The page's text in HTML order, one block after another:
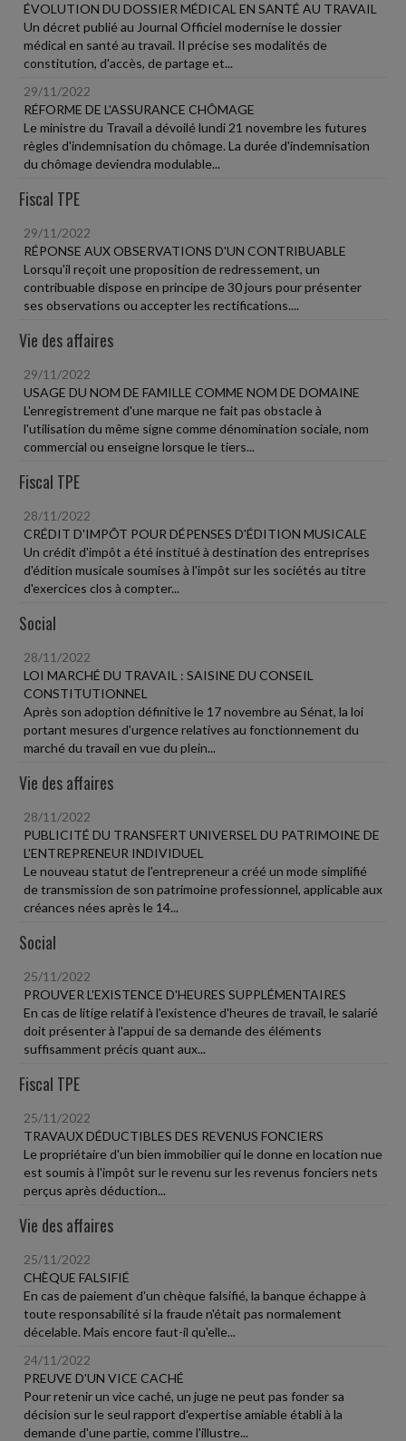
ÉVOLUTION DU DOSSIER MÉDICAL EN SANTÉ AU TRAVAIL
Un décret publié au Journal Officiel modernise le dossier
médical en santé au travail. Il précise ses modalités de
constitution, d'accès, de partage et...
29/11/2022
RÉFORME DE L'ASSURANCE CHÔMAGE
Le ministre du Travail a dévoilé lundi 21 novembre les futures
règles d'indemnisation du chômage. La durée d'indemnisation
du chômage deviendra modulable...
Fiscal TPE
29/11/2022
RÉPONSE AUX OBSERVATIONS D'UN CONTRIBUABLE
Lorsqu'il reçoit une proposition de redressement, un
contribuable dispose en principe de 30 jours pour présenter
ses observations ou accepter les rectifications....
Vie des affaires
29/11/2022
USAGE DU NOM DE FAMILLE COMME NOM DE DOMAINE
L'enregistrement d'une marque ne fait pas obstacle à
l'utilisation du même signe comme dénomination sociale, nom
commercial ou enseigne lorsque le tiers...
Fiscal TPE
28/11/2022
CRÉDIT D'IMPÔT POUR DÉPENSES D'ÉDITION MUSICALE
Un crédit d'impôt a été institué à destination des entreprises
d'édition musicale soumises à l'impôt sur les sociétés au titre
d'exercices clos à compter...
Social
28/11/2022
LOI MARCHÉ DU TRAVAIL : SAISINE DU CONSEIL
CONSTITUTIONNEL
Après son adoption définitive le 17 novembre au Sénat, la loi
portant mesures d'urgence relatives au fonctionnement du
marché du travail en vue du plein...
Vie des affaires
28/11/2022
PUBLICITÉ DU TRANSFERT UNIVERSEL DU PATRIMOINE DE
L'ENTREPRENEUR INDIVIDUEL
Le nouveau statut de l'entrepreneur a créé un mode simplifié
de transmission de son patrimoine professionnel, applicable aux
créances nées après le 14...
Social
25/11/2022
PROUVER L'EXISTENCE D'HEURES SUPPLÉMENTAIRES
En cas de litige relatif à l'existence d'heures de travail, le salarié
doit présenter à l'appui de sa demande des éléments
suffisamment précis quant aux...
Fiscal TPE
25/11/2022
TRAVAUX DÉDUCTIBLES DES REVENUS FONCIERS
Le propriétaire d'un bien immobilier qui le donne en location nue
est soumis à l'impôt sur le revenu sur les revenus fonciers nets
perçus après déduction...
Vie des affaires
25/11/2022
CHÈQUE FALSIFIÉ
En cas de paiement d'un chèque falsifié, la banque échappe à
toute responsabilité si la fraude n'était pas normalement
décelable. Mais encore faut-il qu'elle...
24/11/2022
PREUVE D'UN VICE CACHÉ
Pour retenir un vice caché, un juge ne peut pas fonder sa
décision sur le seul rapport d'expertise amiable établi à la
demande d'une partie, comme l'illustre...